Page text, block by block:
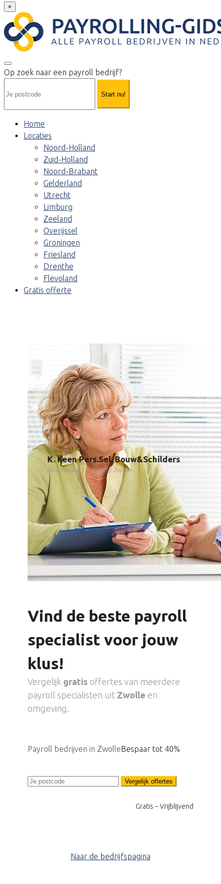
×
Op zoek naar een payroll bedrijf?
Start nu!
Home
Locaties
Noord-Holland
Zuid-Holland
Noord-Brabant
Gelderland
Utrecht
Limburg
Zeeland
Overijssel
Groningen
Friesland
Drenthe
Flevoland
Gratis offerte
K. Keen Pers.Sel. Bouw&Schilders
Ariensware 14, 8014TE Zwolle
Vind de beste payroll
specialist voor jouw
klus!
Vergelijk gratis offertes van meerdere
payroll specialisten uit Zwolle en
omgeving.
Payroll bedrijven in ZwolleBespaar tot 40%
Vergelijk offertes
Gratis – Vrijblijvend
Naar de bedrijfspagina